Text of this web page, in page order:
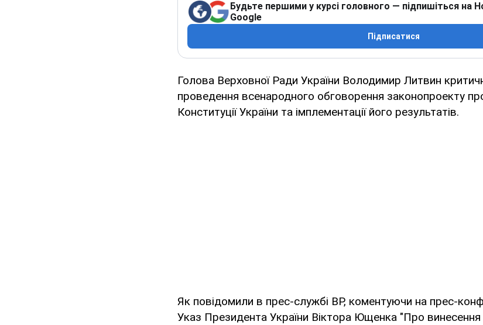
Будьте першими у курсі головного — підпишіться на
Google
Підписатися
Голова Верховної Ради України Володимир Литвин
проведення всенародного обговорення законопроекту
Конституції України та імплементації його результатів.
Як повідомили в прес-службі ВР, коментуючи на прес-
Указ Президента України Віктора Ющенка "Про